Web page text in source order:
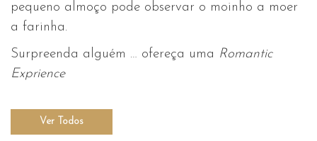
pequeno almoço pode observar o moinho a moer
a farinha.
Surpreenda alguém … ofereça uma Romantic
Exprience
Ver Todos